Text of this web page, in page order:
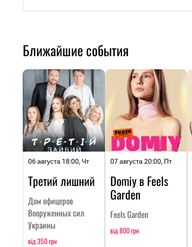
Ближайшие события
06 августа 18:00, Чт
Третий лишний
Дом офицеров
Вооруженных сил
Украины
від 350 грн
07 августа 20:00, Пт
Domiy в Feels
Garden
Feels Garden
від 800 грн